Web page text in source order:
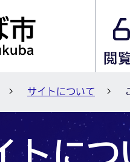
サイトについて
トにつ